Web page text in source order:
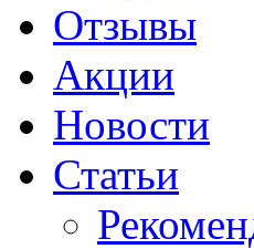
Отзывы
Акции
Новости
Статьи